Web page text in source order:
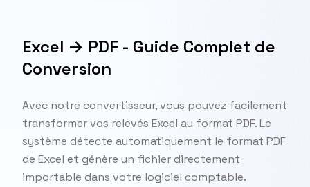
Excel → PDF - Guide Complet de
Conversion
Avec notre convertisseur, vous pouvez facilement
transformer vos relevés Excel au format PDF. Le
système détecte automatiquement le format PDF
de Excel et génère un fichier directement
importable dans votre logiciel comptable.